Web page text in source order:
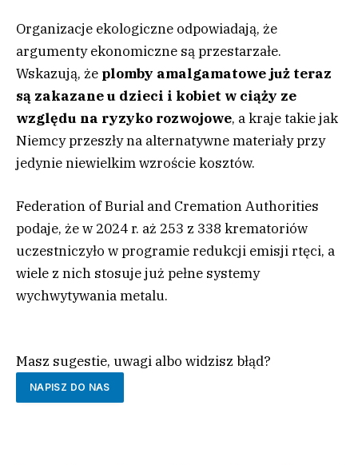
Organizacje ekologiczne odpowiadają, że
argumenty ekonomiczne są przestarzałe.
Wskazują, że plomby amalgamatowe już teraz
są zakazane u dzieci i kobiet w ciąży ze
względu na ryzyko rozwojowe, a kraje takie jak
Niemcy przeszły na alternatywne materiały przy
jedynie niewielkim wzroście kosztów.
Federation of Burial and Cremation Authorities
podaje, że w 2024 r. aż 253 z 338 krematoriów
uczestniczyło w programie redukcji emisji rtęci, a
wiele z nich stosuje już pełne systemy
wychwytywania metalu.
Masz sugestie, uwagi albo widzisz błąd?
NAPISZ DO NAS